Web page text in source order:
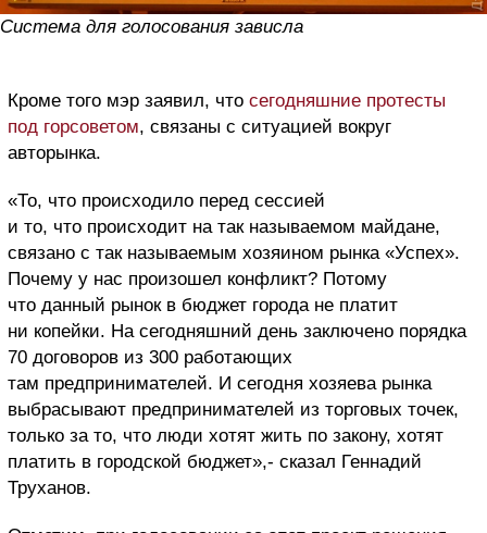
Система для голосования зависла
Кроме того мэр заявил, что сегодняшние протесты
под горсоветом, связаны с ситуацией вокруг
авторынка.
«То, что происходило перед сессией
и то, что происходит на так называемом майдане,
связано с так называемым хозяином рынка «Успех».
Почему у нас произошел конфликт? Потому
что данный рынок в бюджет города не платит
ни копейки. На сегодняшний день заключено порядка
70 договоров из 300 работающих
там предпринимателей. И сегодня хозяева рынка
выбрасывают предпринимателей из торговых точек,
только за то, что люди хотят жить по закону, хотят
платить в городской бюджет»,- сказал Геннадий
Труханов.